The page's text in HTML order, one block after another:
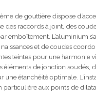
de gouttière dispose
des raccords à joint, des
emboîtement. L’aluminium
et de coudes
teintes pour une harmonie
éléments de jonction soudés,
une étanchéité optimale.
particulière aux points de